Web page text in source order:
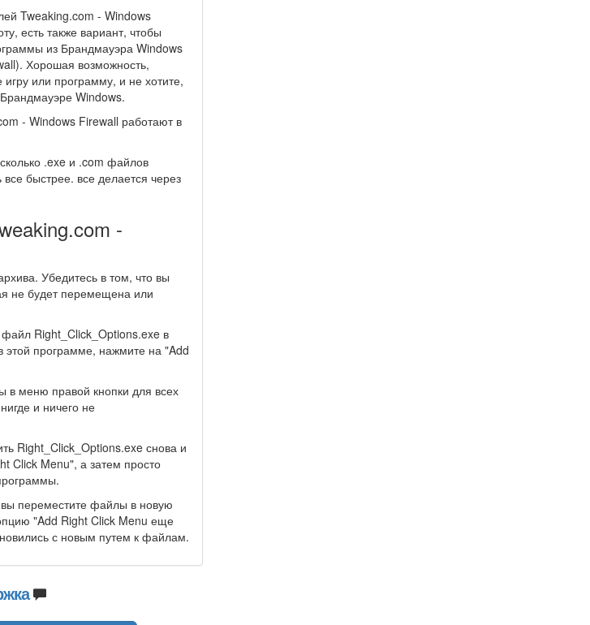
Tweaking.com - Windows
есть также вариант, чтобы
из Брандмауэра Windows
Хорошая возможность,
или программу, и не хотите,
Windows.
- Windows Firewall работают в
.exe и .com файлов
быстрее. все делается через
-
Убедитесь в том, что вы
не будет перемещена или
файл Right_Click_Options.exe в
этой программе, нажмите на "Add
в меню правой кнопки для всех
и ничего не
Right_Click_Options.exe снова и
Click Menu", а затем просто
переместите файлы в новую
"Add Right Click Menu еще
с новым путем к файлам.